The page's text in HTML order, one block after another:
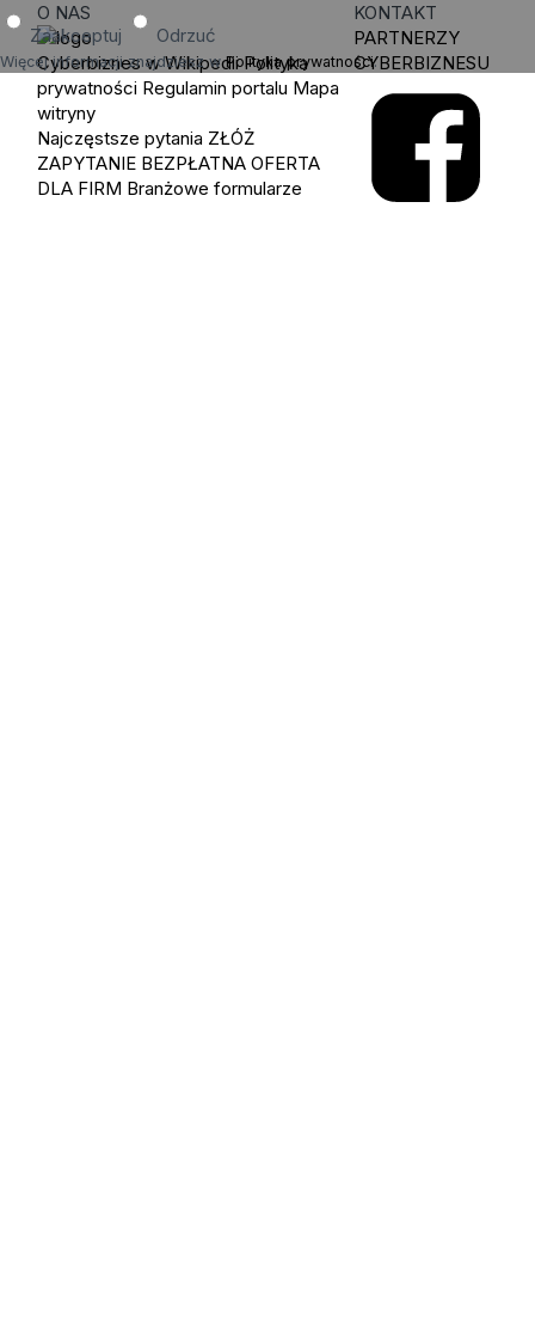
Zaakceptuj Odrzuć
Więcej informacji znajdziesz wPolityka prywatności.
O NAS
Cyberbiznes w Wikipedii Polityka
prywatności Regulamin portalu Mapa
witryny
Najczęstsze pytania ZŁÓŻ
ZAPYTANIE BEZPŁATNA OFERTA
DLA FIRM Branżowe formularze
KONTAKT
PARTNERZY
CYBERBIZNESU